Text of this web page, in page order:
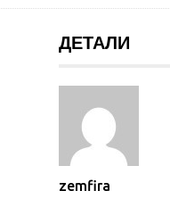
ДЕТАЛИ
zemfira